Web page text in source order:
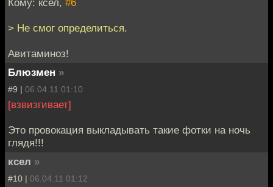
> Не смог определиться.
Авитаминоз!
Блюзмен »
#9 | 06.04.11 01:10
[взвизгивает]
Это провокация выкладывать такие фотки на ночь
глядя!!!
ксел »
#10 | 06.04.11 01:12